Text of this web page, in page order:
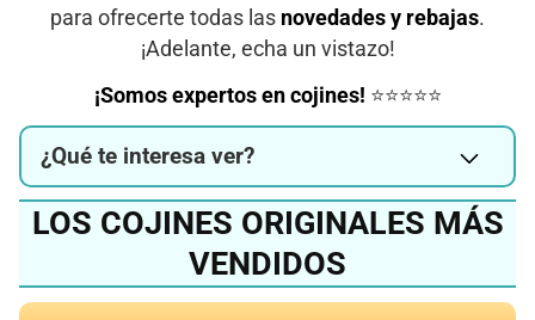
para ofrecerte todas las novedades y rebajas.
¡Adelante, echa un vistazo!
¡Somos expertos en cojines! ⭐⭐⭐⭐⭐
¿Qué te interesa ver?
LOS COJINES ORIGINALES MÁS
VENDIDOS